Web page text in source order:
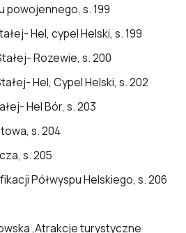
powojennego, s. 199
Hel, cypel Helski, s. 199
Rozewie, s. 200
Hel, Cypel Helski, s. 202
Hel Bór, s. 203
s. 204
s. 205
Półwyspu Helskiego, s. 206
,Atrakcje turystyczne